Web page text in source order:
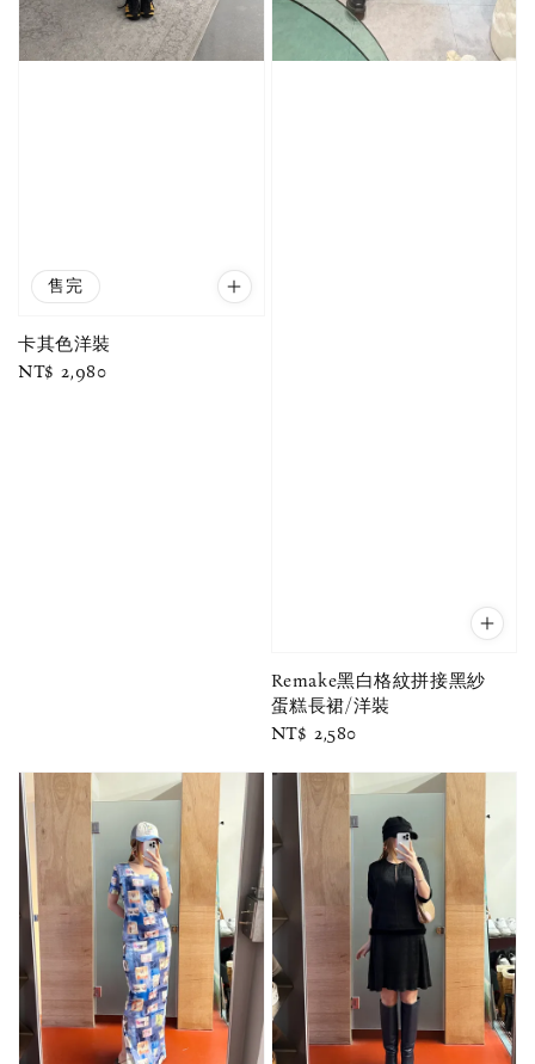
售完
卡其色洋裝
Regular
NT$ 2,980
Remake黑白格紋拼接黑紗
蛋糕長裙/洋裝
Regular
NT$ 2,580